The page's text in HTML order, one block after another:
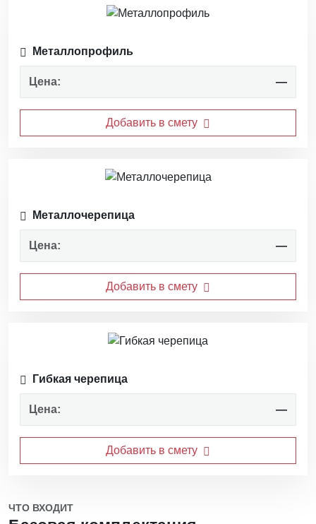
Металлопрофиль
Цена: —
Добавить в смету
Металлочерепица
Цена: —
Добавить в смету
Гибкая черепица
Цена: —
Добавить в смету
ЧТО ВХОДИТ